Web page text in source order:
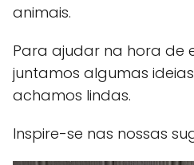
animais.
Para ajudar na hora de
juntamos algumas
achamos lindas.
Inspire-se nas nossas